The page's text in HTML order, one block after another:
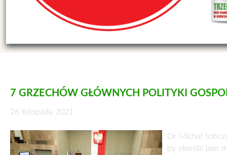
7 GRZECHÓW GŁÓWNYCH POLITYKI
26 listopada 2021
Dr Michał
by określić jako